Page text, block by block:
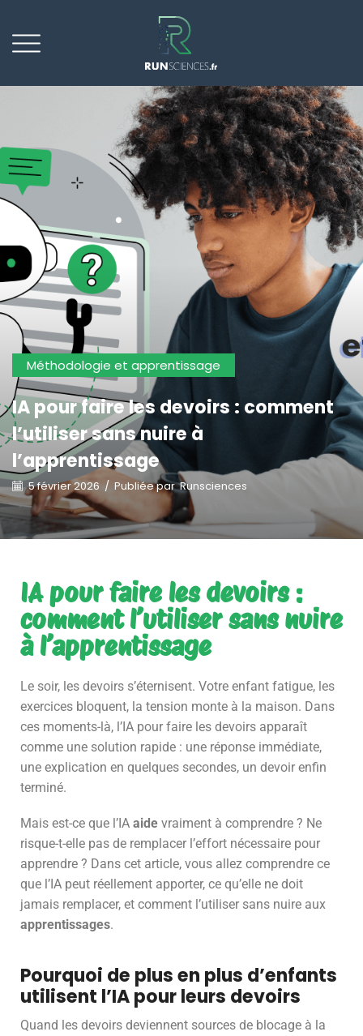
Méthodologie et apprentissage
IA pour faire les devoirs : comment
l’utiliser sans nuire à
l’apprentissage
5 février 2026 / Publiée par Runsciences
IA pour faire les devoirs :
comment l’utiliser sans nuire
à l’apprentissage
Le soir, les devoirs s’éternisent. Votre enfant fatigue, les
exercices bloquent, la tension monte à la maison. Dans
ces moments-là, l’IA pour faire les devoirs apparaît
comme une solution rapide : une réponse immédiate,
une explication en quelques secondes, un devoir enfin
terminé.
Mais est-ce que l’IA aide vraiment à comprendre ? Ne
risque-t-elle pas de remplacer l’effort nécessaire pour
apprendre ? Dans cet article, vous allez comprendre ce
que l’IA peut réellement apporter, ce qu’elle ne doit
jamais remplacer, et comment l’utiliser sans nuire aux
apprentissages.
Pourquoi de plus en plus d’enfants
utilisent l’IA pour leurs devoirs
Quand les devoirs deviennent sources de blocage à la